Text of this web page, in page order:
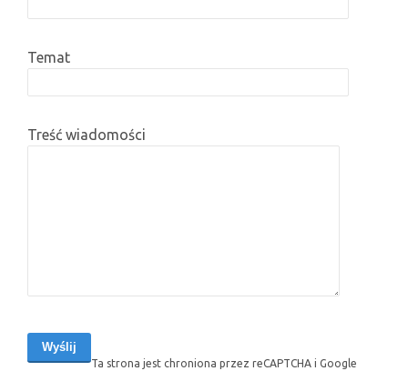
Temat
Treść wiadomości
Ta strona jest chroniona przez reCAPTCHA i Google